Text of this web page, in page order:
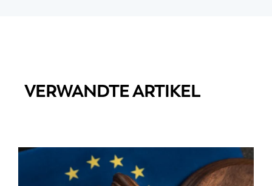
VERWANDTE ARTIKEL